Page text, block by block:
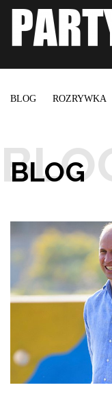
BLOG ROZRYWKA
BLOG